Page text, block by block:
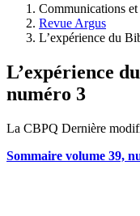
Communications
Revue Argus
L’expérience du
L’expérience
numéro 3
La CBPQ Dernière
Sommaire volume 39,